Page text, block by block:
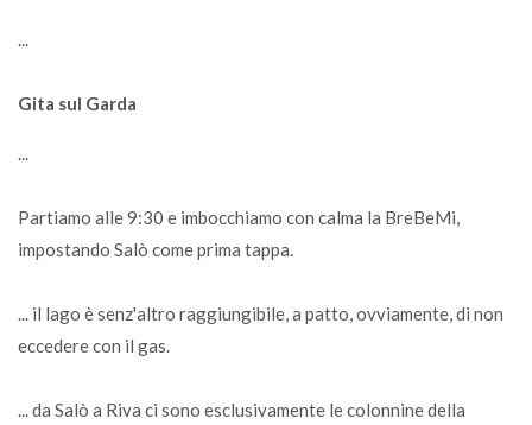
...
Gita sul Garda
...
Partiamo alle 9:30 e imbocchiamo con calma la BreBeMi,
impostando Salò come prima tappa.
... il lago è senz'altro raggiungibile, a patto, ovviamente, di non
eccedere con il gas.
... da Salò a Riva ci sono esclusivamente le colonnine della